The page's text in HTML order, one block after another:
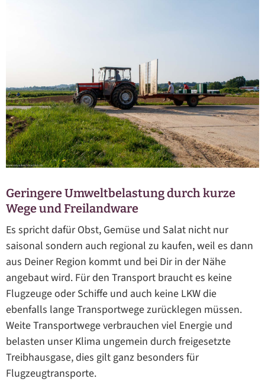
Geringere Umweltbelastung durch kurze
Wege und Freilandware
Es spricht dafür Obst, Gemüse und Salat nicht nur
saisonal sondern auch regional zu kaufen, weil es dann
aus Deiner Region kommt und bei Dir in der Nähe
angebaut wird. Für den Transport braucht es keine
Flugzeuge oder Schiffe und auch keine LKW die
ebenfalls lange Transportwege zurücklegen müssen.
Weite Transportwege verbrauchen viel Energie und
belasten unser Klima ungemein durch freigesetzte
Treibhausgase, dies gilt ganz besonders für
Flugzeugtransporte.